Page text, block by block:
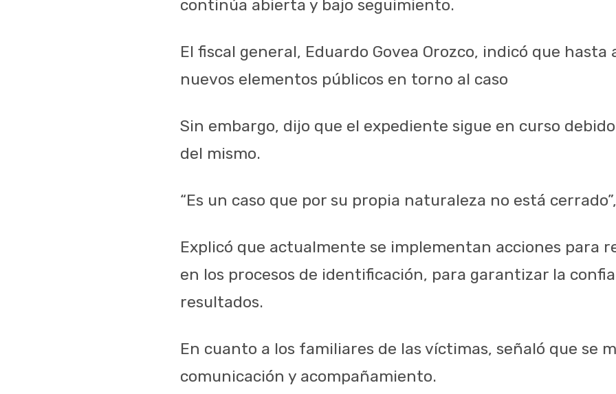
continúa abierta y bajo seguimiento.
El fiscal general, Eduardo Govea Orozco, indicó que
nuevos elementos públicos en torno al caso
Sin embargo, dijo que el expediente sigue en curso
del mismo.
“Es un caso que por su propia naturaleza no está
Explicó que actualmente se implementan acciones para
en los procesos de identificación, para garantizar la
resultados.
En cuanto a los familiares de las víctimas, señaló que se
comunicación y acompañamiento.